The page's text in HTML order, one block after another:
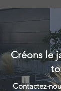
Créons le
Contactez-